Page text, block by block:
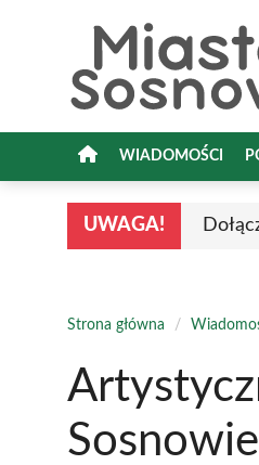
WIADOMOŚCI
UWAGA!
Strona główna /